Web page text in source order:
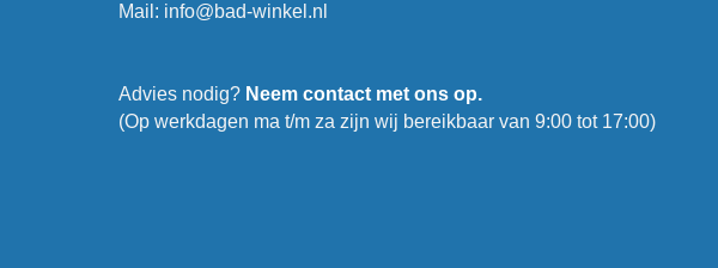
Mail : info@bad-winkel.nl
Advies nodig? Neem contact met ons op.
(Op werkdagen ma t/m za zijn wij bereikbaar van 9:00 tot 17:00)